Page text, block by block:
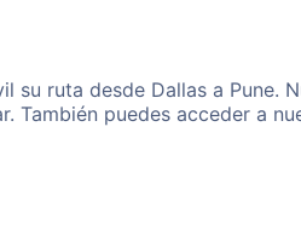
ruta desde Dallas a Pune.
También puedes acceder a